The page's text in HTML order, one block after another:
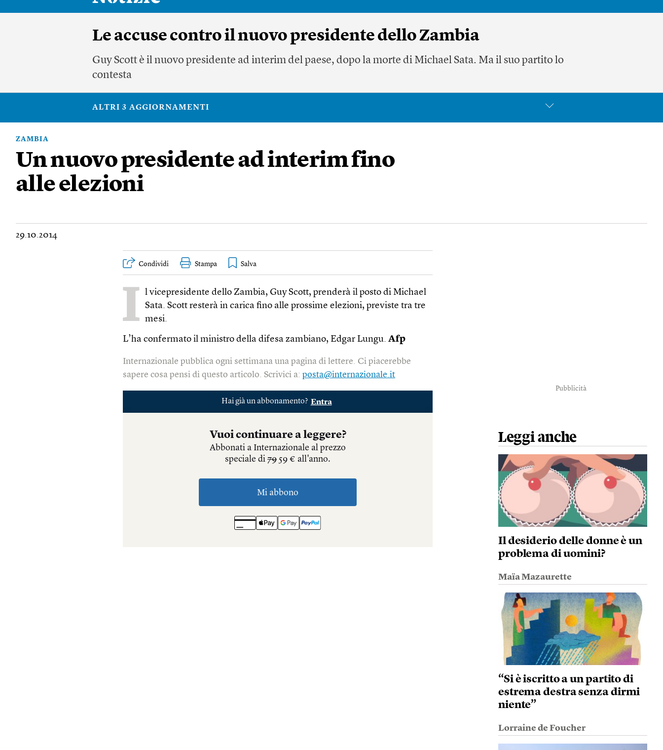
Le accuse contro il nuovo presidente dello Zambia
Guy Scott è il nuovo presidente ad interim del paese, dopo la morte di Michael Sata. Ma il suo partito lo
contesta
ALTRI 3 AGGIORNAMENTI
ZAMBIA
Un nuovo presidente ad interim fino
alle elezioni
29.10.2014
Condividi Stampa
I l vicepresidente dello Zambia, Guy Scott, prenderà il posto di Michael
Sata. Scott resterà in carica fino alle prossime elezioni, previste tra tre
mesi.
L’ha confermato il ministro della difesa zambiano, Edgar Lungu.Afp
Internazionale pubblica ogni settimana una pagina di lettere. Ci piacerebbe
sapere cosa pensi di questo articolo. Scrivici a:posta@internazionale.it
Pubblicità
Leggi anche
Il desiderio delle donne è un
problema di uomini?
Maïa Mazaurette
“Si è iscritto a un partito di
estrema destra senza dirmi
niente”
Lorraine de Foucher